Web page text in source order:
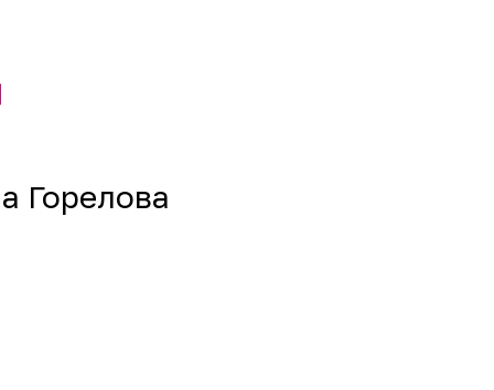
Горелова